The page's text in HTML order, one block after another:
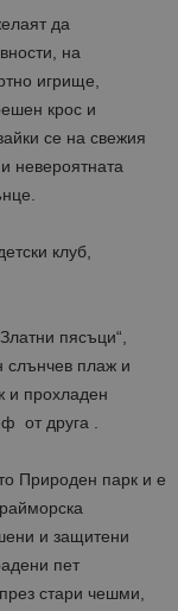
да
на
игрище,
крос и
се на свежия
невероятната
клуб,
пясъци“,
слънчев плаж и
и прохладен
от друга .
Природен парк и е
и защитени
пет
стари чешми,